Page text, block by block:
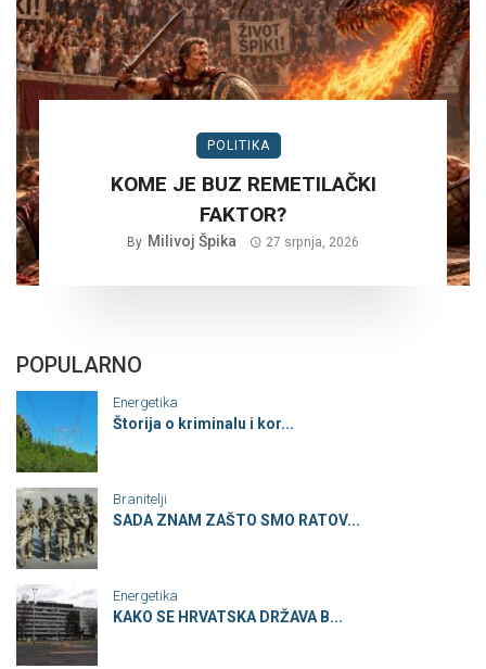
POLITIKA
KOME JE BUZ REMETILAČKI
FAKTOR?
By Milivoj Špika 27 srpnja, 2026
POPULARNO
Energetika
Štorija o kriminalu i kor...
Branitelji
SADA ZNAM ZAŠTO SMO RATOV...
Energetika
KAKO SE HRVATSKA DRŽAVA B...